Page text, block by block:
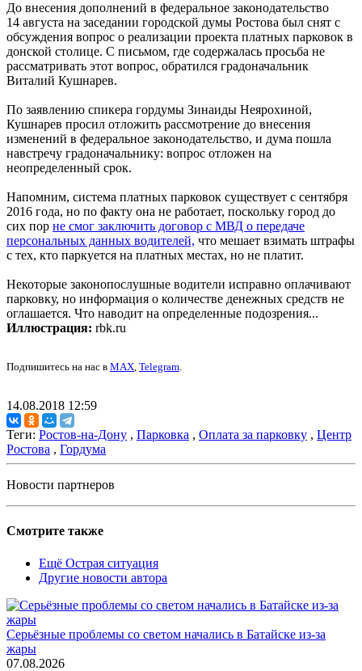
До внесения дополнений в федеральное законодательство
14 августа на заседании городской думы Ростова был снят с
обсуждения вопрос о реализации проекта платных парковок в
донской столице. С письмом, где содержалась просьба не
рассматривать этот вопрос, обратился градоначальник
Виталий Кушнарев.
По заявлению спикера гордумы Зинаиды Неярохиной,
Кушнарев просил отложить рассмотрение до внесения
изменений в федеральное законодательство, и дума пошла
навстречу градоначальнику: вопрос отложен на
неопределенный срок.
Напомним, система платных парковок существует с сентября
2016 года, но по факту она не работает, поскольку город до
сих пор не смог заключить договор с МВД о передаче
персональных данных водителей, что мешает взимать штрафы
с тех, кто паркуется на платных местах, но не платит.
Некоторые законопослушные водители исправно оплачивают
парковку, но информация о количестве денежных средств не
оглашается. Что наводит на определенные подозрения...
Иллюстрация: rbk.ru
Подпишитесь на нас в MAX, Telegram.
14.08.2018 12:59
Теги: Ростов-на-Дону , Парковка , Оплата за парковку , Центр
Ростова , Гордума
Новости партнеров
Смотрите также
Ещё Острая ситуация
Другие новости автора
Серьёзные проблемы со светом начались в Батайске из-за
жары
07.08.2026